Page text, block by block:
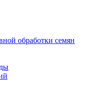
обработки семян